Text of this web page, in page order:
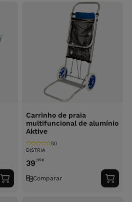
Adicionar
ao
Carrinho de praia
multifuncional de alumínio
Aktive
DISTRIA
(0)
39,95€
Comparar
ao